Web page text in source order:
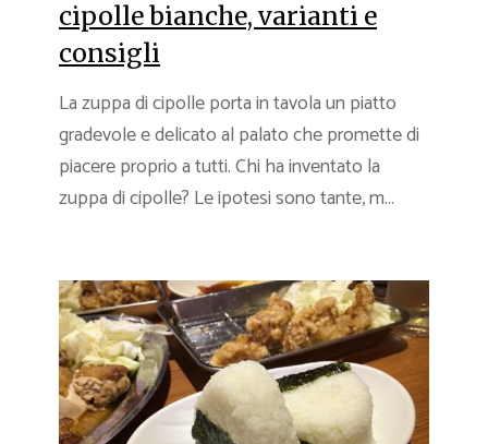
cipolle bianche, varianti e
consigli
La zuppa di cipolle porta in tavola un piatto
gradevole e delicato al palato che promette di
piacere proprio a tutti. Chi ha inventato la
zuppa di cipolle? Le ipotesi sono tante, m...